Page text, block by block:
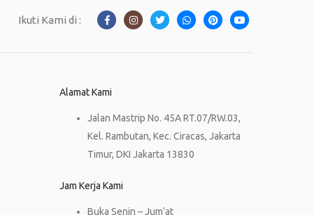
Ikuti Kami di :
Alamat Kami
Jalan Mastrip No. 45A RT.07/RW.03,
Kel. Rambutan, Kec. Ciracas, Jakarta
Timur, DKI Jakarta 13830
Jam Kerja Kami
Buka Senin – Jum’at